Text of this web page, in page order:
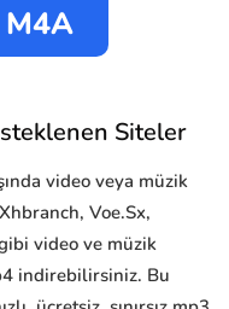
M4A
Siteler
video veya müzik
Voe.Sx,
video ve müzik
indirebilirsiniz. Bu